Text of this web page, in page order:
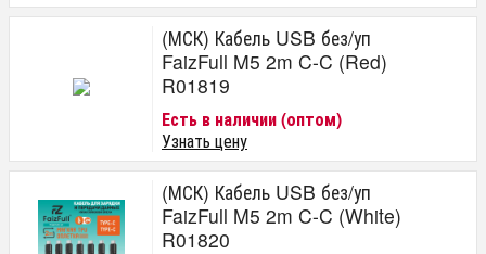
(МСК) Кабель USB без/уп
FaizFull M5 2m C-C (Red)
R01819
Есть в наличии (оптом)
Узнать цену
(МСК) Кабель USB без/уп
FaizFull M5 2m C-C (White)
R01820